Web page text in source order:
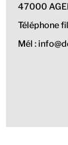
47000
Téléphone
Mél :